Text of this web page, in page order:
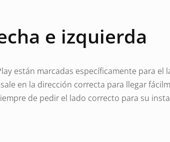
e izquierda
están marcadas específicamente para el
en la dirección correcta para llegar
de pedir el lado correcto para su
elige el tamaño